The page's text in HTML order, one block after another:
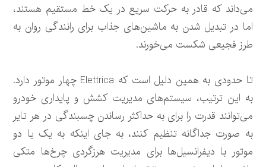
می‌داند که قادر به حرکت سریع در یک خط مستقیم هستند،
اما در تبدیل شدن به ماشین‌های جذاب برای رانندگی روان به
طرز فجیعی شکست می‌خورند.
تا حدودی به همین دلیل است که Elettrica چهار موتور دارد.
به این ترتیب، سیستم‌های مدیریت کشش و پایداری خودرو
می‌توانند قدرت را برای به حداکثر رساندن چسبندگی در هر تایر
به صورت جداگانه تنظیم کنند، به جای اینکه به یک یا دو
موتور با دیفرانسیل‌ها برای مدیریت هرزگردی چرخ‌ها متکی